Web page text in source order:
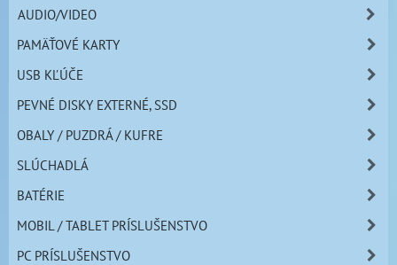
AUDIO/VIDEO
PAMÄŤOVÉ KARTY
USB KĽÚČE
PEVNÉ DISKY EXTERNÉ, SSD
OBALY / PUZDRÁ / KUFRE
SLÚCHADLÁ
BATÉRIE
MOBIL / TABLET PRÍSLUŠENSTVO
PC PRÍSLUŠENSTVO